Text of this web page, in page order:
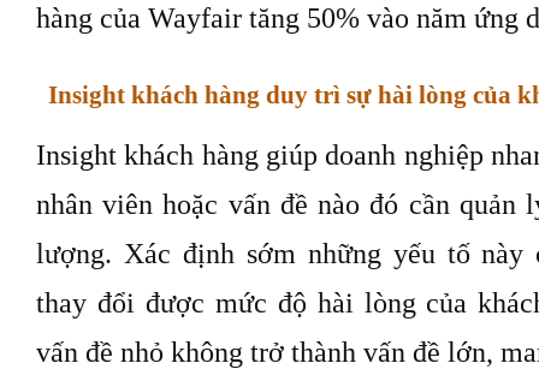
hàng của Wayfair tăng 50% vào năm ứng
Insight khách hàng duy trì sự hài lòng của
Insight khách hàng giúp doanh nghiệp
nhân viên hoặc vấn đề nào đó cần quản
lượng. Xác định sớm những yếu tố này
thay đổi được mức độ hài lòng của
vấn đề nhỏ không trở thành vấn đề lớn,